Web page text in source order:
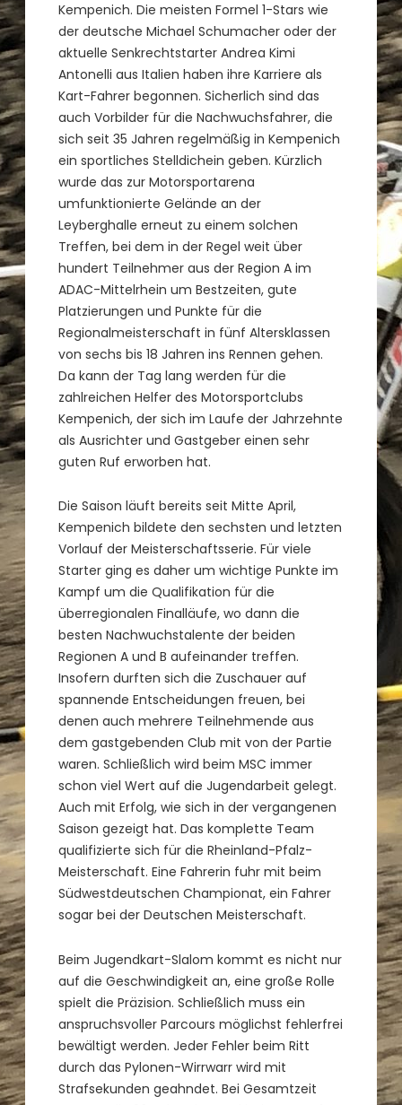
Kempenich. Die meisten Formel 1-Stars wie
der deutsche Michael Schumacher oder der
aktuelle Senkrechtstarter Andrea Kimi
Antonelli aus Italien haben ihre Karriere als
Kart-Fahrer begonnen. Sicherlich sind das
auch Vorbilder für die Nachwuchsfahrer, die
sich seit 35 Jahren regelmäßig in Kempenich
ein sportliches Stelldichein geben. Kürzlich
wurde das zur Motorsportarena
umfunktionierte Gelände an der
Leyberghalle erneut zu einem solchen
Treffen, bei dem in der Regel weit über
hundert Teilnehmer aus der Region A im
ADAC-Mittelrhein um Bestzeiten, gute
Platzierungen und Punkte für die
Regionalmeisterschaft in fünf Altersklassen
von sechs bis 18 Jahren ins Rennen gehen.
Da kann der Tag lang werden für die
zahlreichen Helfer des Motorsportclubs
Kempenich, der sich im Laufe der Jahrzehnte
als Ausrichter und Gastgeber einen sehr
guten Ruf erworben hat.
Die Saison läuft bereits seit Mitte April,
Kempenich bildete den sechsten und letzten
Vorlauf der Meisterschaftsserie. Für viele
Starter ging es daher um wichtige Punkte im
Kampf um die Qualifikation für die
überregionalen Finalläufe, wo dann die
besten Nachwuchstalente der beiden
Regionen A und B aufeinander treffen.
Insofern durften sich die Zuschauer auf
spannende Entscheidungen freuen, bei
denen auch mehrere Teilnehmende aus
dem gastgebenden Club mit von der Partie
waren. Schließlich wird beim MSC immer
schon viel Wert auf die Jugendarbeit gelegt.
Auch mit Erfolg, wie sich in der vergangenen
Saison gezeigt hat. Das komplette Team
qualifizierte sich für die Rheinland-Pfalz-
Meisterschaft. Eine Fahrerin fuhr mit beim
Südwestdeutschen Championat, ein Fahrer
sogar bei der Deutschen Meisterschaft.
Beim Jugendkart-Slalom kommt es nicht nur
auf die Geschwindigkeit an, eine große Rolle
spielt die Präzision. Schließlich muss ein
anspruchsvoller Parcours möglichst fehlerfrei
bewältigt werden. Jeder Fehler beim Ritt
durch das Pylonen-Wirrwarr wird mit
Strafsekunden geahndet. Bei Gesamtzeit